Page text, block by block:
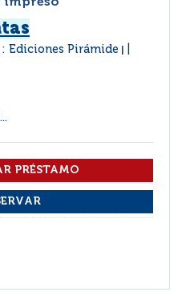
Ediciones Pirámide